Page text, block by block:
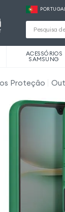
ACESSÓRIOS
SAMSUNG
Proteção